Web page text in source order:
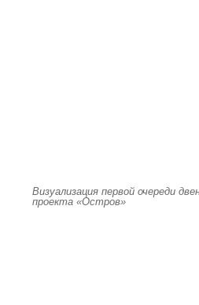
Визуализация первой очереди
проекта «Остров»